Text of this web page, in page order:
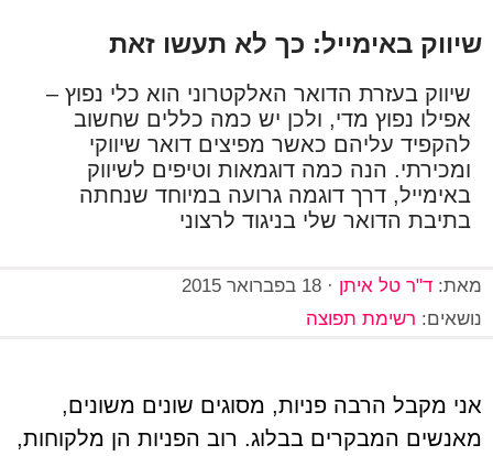
שיווק באימייל: כך לא תעשו זאת
שיווק בעזרת הדואר האלקטרוני הוא כלי נפוץ –
אפילו נפוץ מדי, ולכן יש כמה כללים שחשוב
להקפיד עליהם כאשר מפיצים דואר שיווקי
ומכירתי. הנה כמה דוגמאות וטיפים לשיווק
באימייל, דרך דוגמה גרועה במיוחד שנחתה
בתיבת הדואר שלי בניגוד לרצוני
מאת: ד"ר טל איתן· 18 בפברואר 2015
נושאים: רשימת תפוצה
אני מקבל הרבה פניות, מסוגים שונים משונים,
מאנשים המבקרים בבלוג. רוב הפניות הן מלקוחות,